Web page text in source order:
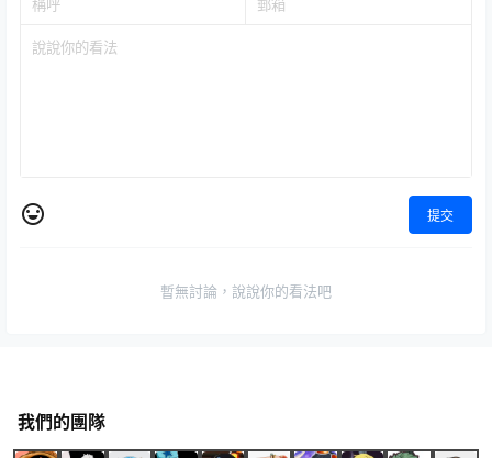
提交
暫無討論，說說你的看法吧
我們的團隊